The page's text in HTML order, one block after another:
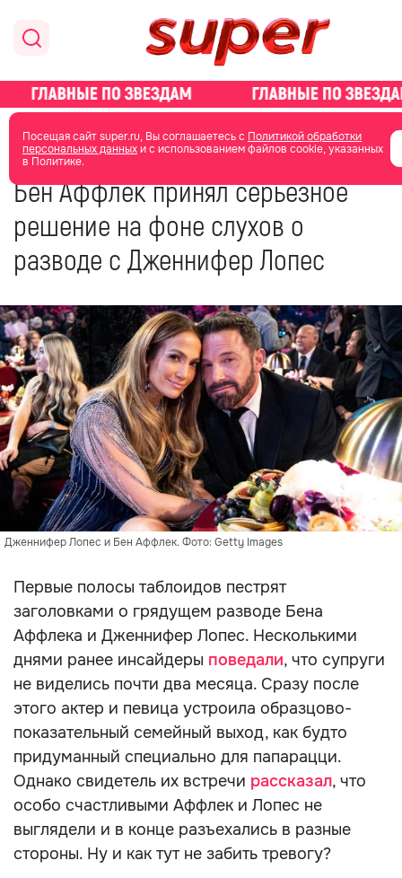
Посещая сайт super.ru, Вы соглашаетесь с Политикой обработки
персональных данныхи с использованием файлов cookie, указанных
в Политике.
главная новости о звездах
18 мая 2024
Бен Аффлек принял серьезное
решение на фоне слухов о
разводе с Дженнифер Лопес
Дженнифер Лопес и Бен Аффлек. Фото: Getty Images
Первые полосы таблоидов пестрят
заголовками о грядущем разводе Бена
Аффлека и Дженнифер Лопес. Несколькими
днями ранее инсайдеры поведали, что супруги
не виделись почти два месяца. Сразу после
этого актер и певица устроила образцово-
показательный семейный выход, как будто
придуманный специально для папарацци.
Однако свидетель их встречи рассказал, что
особо счастливыми Аффлек и Лопес не
выглядели и в конце разъехались в разные
стороны. Ну и как тут не забить тревогу?